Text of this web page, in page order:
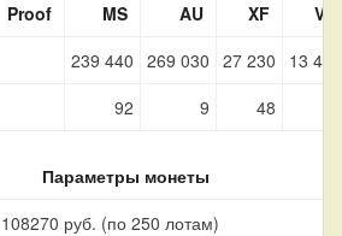
Proof MS AU XF
VF
239 440 269 030 27 230
13 490
92 9 48
Параметры монеты
108270 руб. (по 250 лотам)